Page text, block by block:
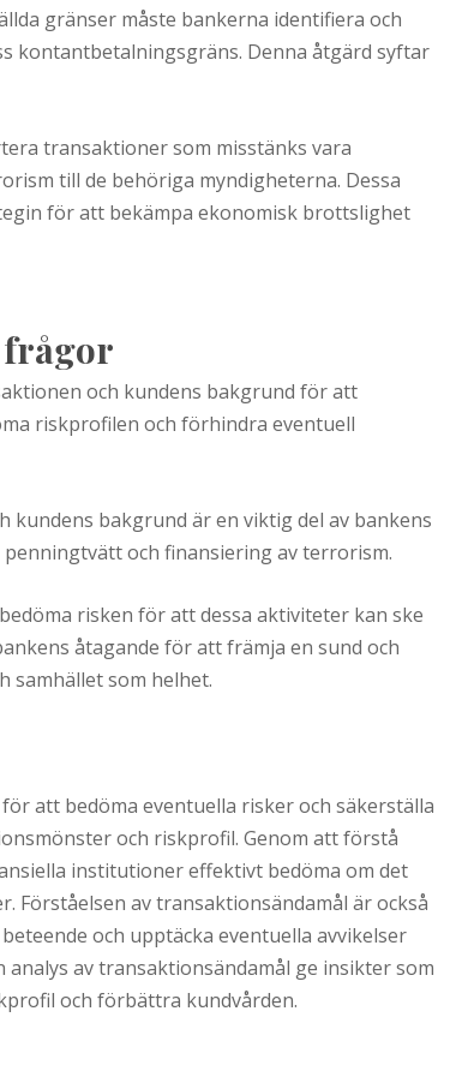
gränser måste bankerna identifiera och
kontantbetalningsgräns. Denna åtgärd syftar
transaktioner som misstänks vara
till de behöriga myndigheterna. Dessa
för att bekämpa ekonomisk brottslighet
frågor
och kundens bakgrund för att
riskprofilen och förhindra eventuell
bakgrund är en viktig del av bankens
och finansiering av terrorism.
risken för att dessa aktiviteter kan ske
åtagande för att främja en sund och
samhället som helhet.
att bedöma eventuella risker och säkerställa
och riskprofil. Genom att förstå
institutioner effektivt bedöma om det
av transaktionsändamål är också
och upptäcka eventuella avvikelser
av transaktionsändamål ge insikter som
och förbättra kundvården.